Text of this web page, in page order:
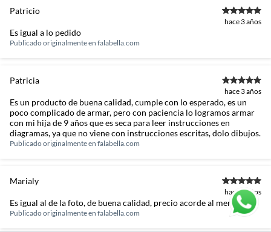
Patricio
hace 3 años
Es igual a lo pedido
Publicado originalmente en falabella.com
Patricia
hace 3 años
Es un producto de buena calidad, cumple con lo esperado, es un
poco complicado de armar, pero con paciencia lo logramos armar
con mi hija de 9 años que es seca para leer instrucciones en
diagramas, ya que no viene con instrucciones escritas, dolo dibujos.
Publicado originalmente en falabella.com
Marialy
hace 3 años
Es igual al de la foto, de buena calidad, precio acorde al mercado
Publicado originalmente en falabella.com